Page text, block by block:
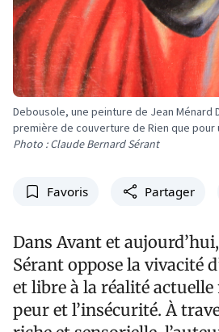
Debousole, une peinture de Jean Ménard
première de couverture de Rien que pour
Photo : Claude Bernard Sérant
Favoris Partager
Dans Avant et
Sérant oppose la vivacité
et libre à la réalité actuelle
peur et l’insécurité. À